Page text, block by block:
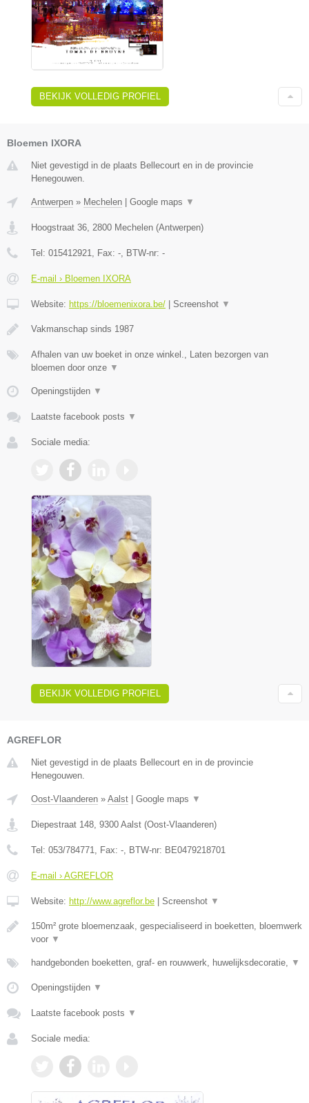
BEKIJK VOLLEDIG PROFIEL
Bloemen IXORA
Niet gevestigd in de plaats Bellecourt en in de provincie
Henegouwen.
Antwerpen » Mechelen Google maps ▼
Hoogstraat 36, 2800 Mechelen (Antwerpen)
Tel: 015412921, Fax: -, BTW-nr: -
E-mail › Bloemen IXORA
Website: https://bloemenixora.be/ Screenshot ▼
Vakmanschap sinds 1987
Afhalen van uw boeket in onze winkel., Laten bezorgen van
bloemen door onze ▼
Openingstijden ▼
Laatste facebook posts ▼
Sociale media:
BEKIJK VOLLEDIG PROFIEL
AGREFLOR
Niet gevestigd in de plaats Bellecourt en in de provincie
Henegouwen.
Oost-Vlaanderen » Aalst | Google maps ▼
Diepestraat 148 9300 Aalst (Oost-Vlaanderen)
Tel: 053/784771 , Fax: - , BTW-nr: BE0479218701
E-mail › AGREFLOR
Website: http://www.agreflor.be | Screenshot ▼
150m² grote bloemenzaak, gespecialiseerd in boeketten, bloemwerk
voor ▼
handgebonden boeketten, graf- en rouwwerk, huwelijksdecoratie, ▼
Openingstijden ▼
Laatste facebook posts ▼
Sociale media: